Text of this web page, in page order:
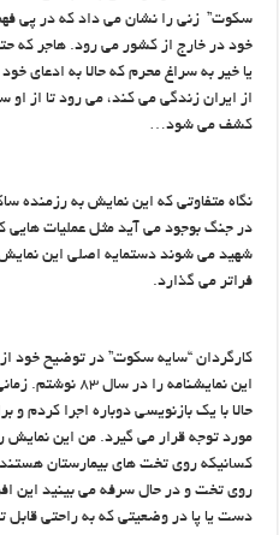
سکوت” زنی را نشان می داد که در پی
خود در خارج از کشور می رود. هاجر
یا خیر به سراغ محرم که حالا به ادعای
از ایران زندگی می کند، می رود تا از او
کشف می شود…
نگاه متفاوتی که این نمایش به رزمنده
در جنگ بوجود می آید مثل عملیات هایی
شهید می شوند دستمایه اصلی این نمایش
فراتر می گذارد.
کارگردان “سایه سکوت” در توضیح خود از
این نمایشنامه را
مورد توجه قرار می گیرد. من این نمایش
کسانیکه روی تخت های بیمارستان
روی تخت و در حال سرفه می بینید این
دست یا پا در وضعیتی که به راحتی